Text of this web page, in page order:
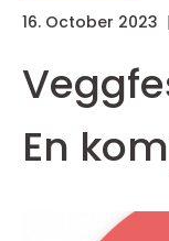
16. October 2023
En